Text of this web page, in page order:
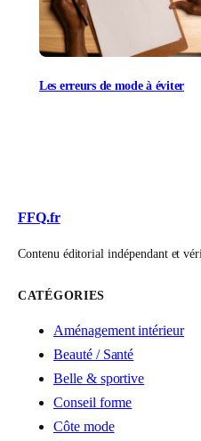
Les erreurs de mode à éviter
FFQ.fr
Contenu éditorial indépendant et
CATÉGORIES
Aménagement intérieur
Beauté / Santé
Belle & sportive
Conseil forme
Côte mode